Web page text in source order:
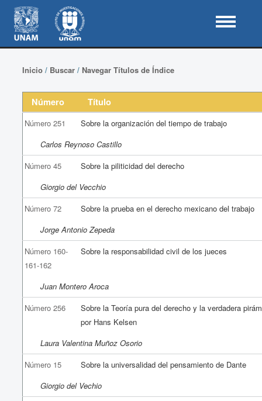
Inicio/ Buscar/ Navegar Títulos de Índice
Número Título
Número 251
Sobre la organización del tiempo de trabajo
Carlos Reynoso Castillo
Número 45
Sobre la piliticidad del derecho
Giorgio del Vecchio
Número 72
Sobre la prueba en el derecho mexicano del trabajo
Jorge Antonio Zepeda
Número 160-
161-162
Sobre la responsabilidad civil de los jueces
Juan Montero Aroca
Número 256
Sobre la Teoría pura del derecho y la verdadera
por Hans Kelsen
Laura Valentina Muñoz Osorio
Número 15
Sobre la universalidad del pensamiento de Dante
Giorgio del Vechio